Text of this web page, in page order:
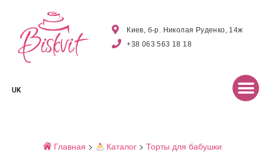
Киев, б-р. Николая Руденко, 14ж
+38 063 563 18 18
UK
Главная > Каталог >Торты для бабушки